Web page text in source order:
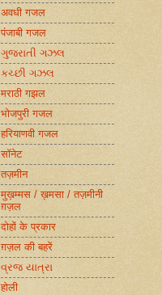
अवधी गजल
पंजाबी गजल
ગુજરાતી ગઝલ
કચ્છી ગઝલ
मराठी गझल
भोजपुरी गजल
हरियाणवी गजल
सॉनेट
तज़मीन
मुख़म्मस / ख़मसा / तज़मीनी
ग़ज़ल
दोहों के प्रकार
ग़ज़ल की बहरें
વ્રજ યાત્રા
होली